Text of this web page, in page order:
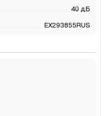
40 дБ
EX293855RUS